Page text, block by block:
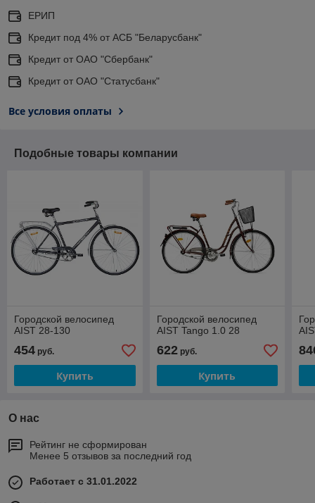
ЕРИП
Кредит под 4% от АСБ "Беларусбанк"
Кредит от ОАО "Сбербанк"
Кредит от ОАО "Статусбанк"
Все условия оплаты
Подобные товары компании
Городской велосипед
AIST 28-130
454 руб.
Купить
Городской велосипед
AIST Tango 1.0 28
622руб.
Купить
О нас
Рейтинг не сформирован
Менее 5 отзывов за последний год
Работает с 31.01.2022